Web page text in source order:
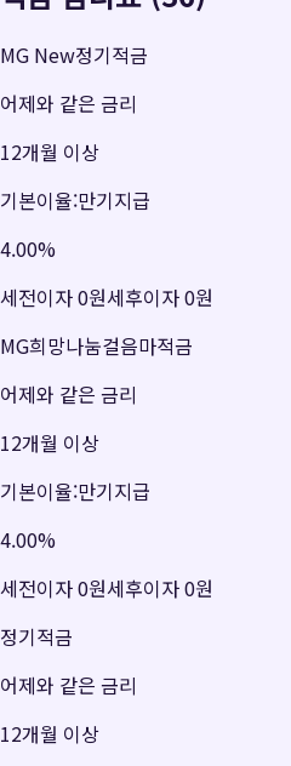
MG New정기적금
어제와 같은 금리
12개월 이상
기본이율:만기지급
4.00%
세전이자0원세후이자0원
MG희망나눔걸음마적금
어제와 같은 금리
12개월 이상
기본이율:만기지급
4.00%
세전이자0원세후이자0원
정기적금
어제와 같은 금리
12개월 이상